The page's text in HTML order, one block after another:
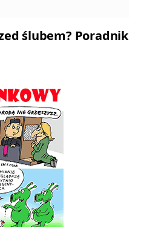
ślubem? Poradnik